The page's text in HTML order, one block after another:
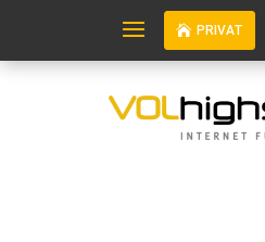
PRIVAT